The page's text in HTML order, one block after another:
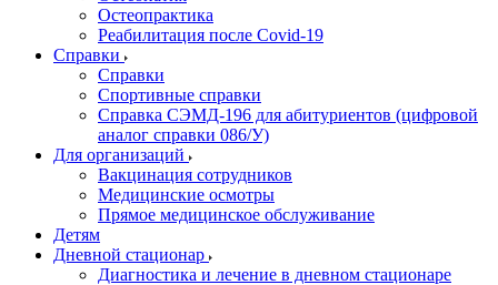
Остеопрактика
Реабилитация после Covid-19
Справки
Справки
Спортивные справки
Справка СЭМД‑196 для абитуриентов (цифровой
аналог справки 086/У)
Для организаций
Вакцинация сотрудников
Медицинские осмотры
Прямое медицинское обслуживание
Детям
Дневной стационар
Диагностика и лечение в дневном стационаре